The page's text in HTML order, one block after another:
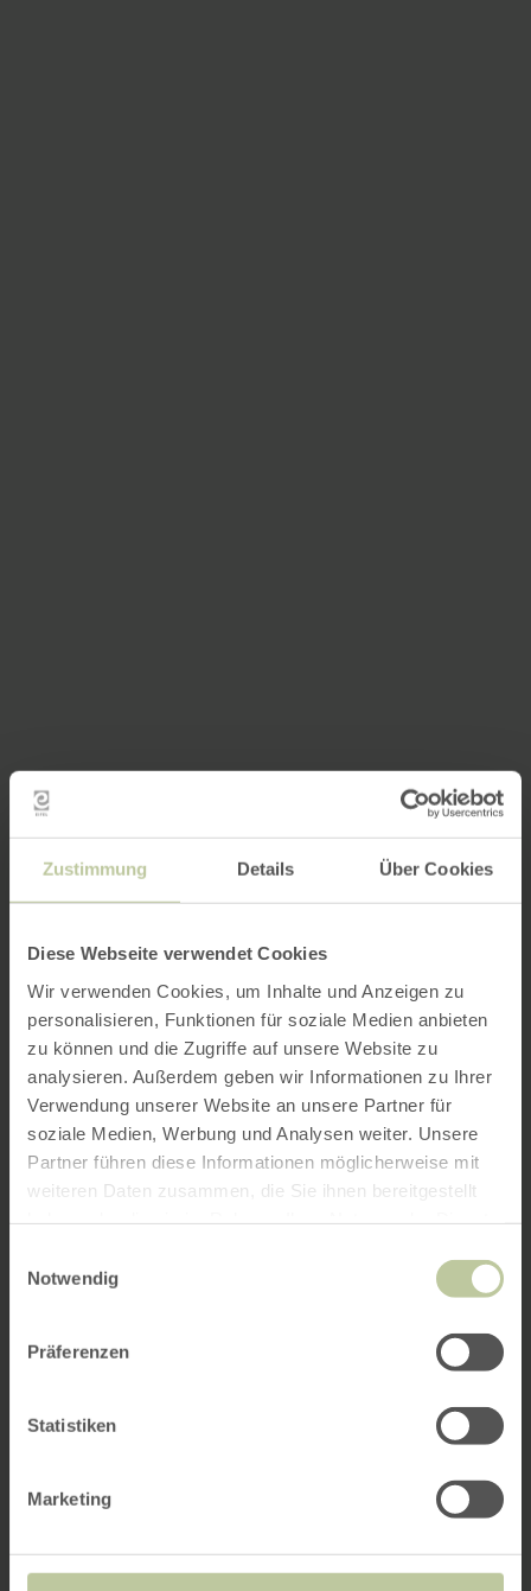
Zustimmung Details Über Cookies
Diese Webseite verwendet Cookies
Wir verwenden Cookies, um Inhalte und Anzeigen zu
personalisieren, Funktionen für soziale Medien anbieten
zu können und die Zugriffe auf unsere Website zu
analysieren. Außerdem geben wir Informationen zu Ihrer
Verwendung unserer Website an unsere Partner für
soziale Medien, Werbung und Analysen weiter. Unsere
Partner führen diese Informationen möglicherweise mit
weiteren Daten zusammen, die Sie ihnen bereitgestellt
Notwendig
Präferenzen
Statistiken
Marketing